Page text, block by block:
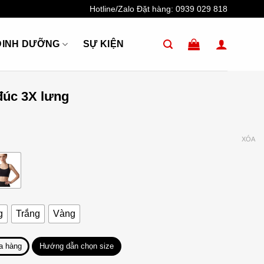
Hotline/Zalo Đặt hàng: 0939 029 818
DƯỠNG SỰ KIỆN
3X lưng
Trắng Vàng
XÓA
hàng Hướng dẫn chọn size